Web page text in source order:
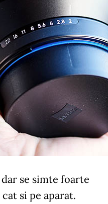
se simte foarte
si pe aparat.